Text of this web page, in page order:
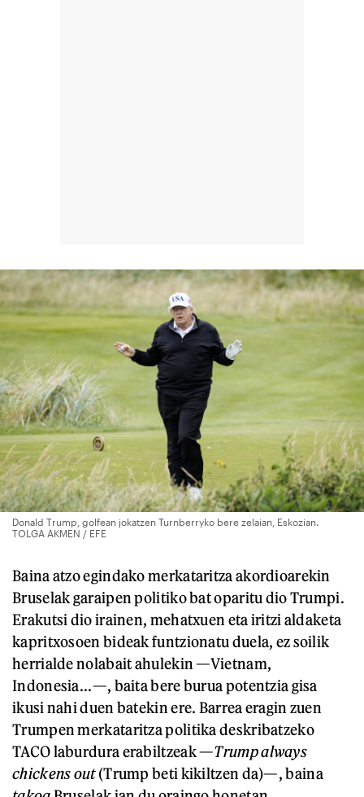
Donald Trump, golfean jokatzen Turnberryko bere zelaian, Eskozian.
TOLGA AKMEN / EFE
Baina atzo egindako merkataritza akordioarekin
Bruselak garaipen politiko bat oparitu dio Trumpi.
Erakutsi dio irainen, mehatxuen eta iritzi aldaketa
kapritxosoen bideak funtzionatu duela, ez soilik
herrialde nolabait ahulekin —Vietnam,
Indonesia...—, baita bere burua potentzia gisa
ikusi nahi duen batekin ere. Barrea eragin zuen
Trumpen merkataritza politika deskribatzeko
TACO laburdura erabiltzeak —Trump always
chickens out(Trump beti kikiltzen da)—, baina